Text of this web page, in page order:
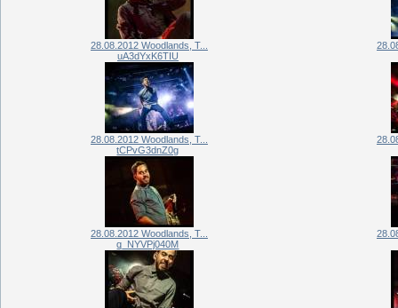
28.08.2012 Woodlands, T...
uA3dYxK6TIU
28.08.2012 Woodlands, T...
tCPvG3dnZ0g
28.08.2012 Woodlands, T...
q_NYVPj040M